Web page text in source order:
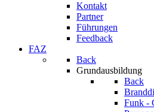
Kontakt
Partner
Führungen
Feedback
FAZ
Back
Grundausbildung
Back
Funk -